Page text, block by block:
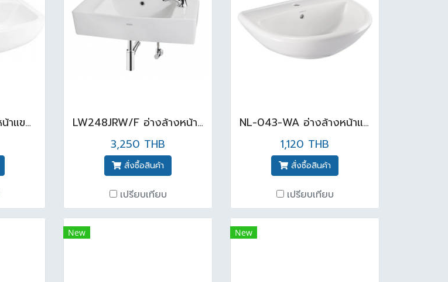
C0141(N2) อ่างล้างหน้าแขวนผนัง รุ่น บริโอ สีขาว
LW248JRW/F อ่างล้างหน้าแบบแขวน สีขาว
3,250 THB
สั่งซื้อสินค้า
เปรียบเทียบ
NL-043-WA อ่างล้างหน้าแขวนผนัง นัสโก้ สีขาว
1,120 THB
สั่งซื้อสินค้า
เปรียบเทียบ
New New